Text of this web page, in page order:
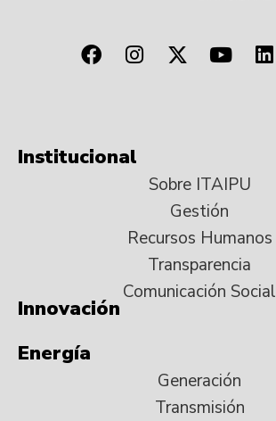
Institucional
Sobre ITAIPU
Gestión
Recursos Humanos
Transparencia
Comunicación Social
Innovación
Energía
Generación
Transmisión